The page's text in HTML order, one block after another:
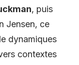
, puis
Jensen, ce
dynamiques
contextes